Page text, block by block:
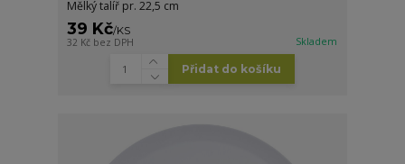
Mělký talíř pr. 22,5 cm
39 Kč/KS
32 Kč bez DPH Skladem
Přidat do košíku